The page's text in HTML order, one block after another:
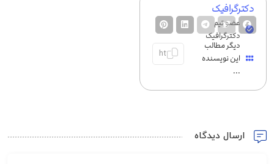
دکترگرافیک
عضو تیم
دکترگرافیک
دیگر مطالب
این نویسنده
...
ارسال دیدگاه